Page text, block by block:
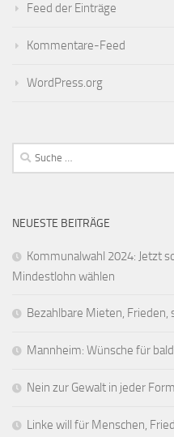
Feed der Einträge
Kommentare-Feed
WordPress.org
Suche
nach:
NEUESTE BEITRÄGE
Kommunalwahl 2024: Jetzt
Mindestlohn wählen
Bezahlbare Mieten, Frieden,
Mannheim: Wünsche für
Nein zur Gewalt in jeder
Linke will für Menschen,